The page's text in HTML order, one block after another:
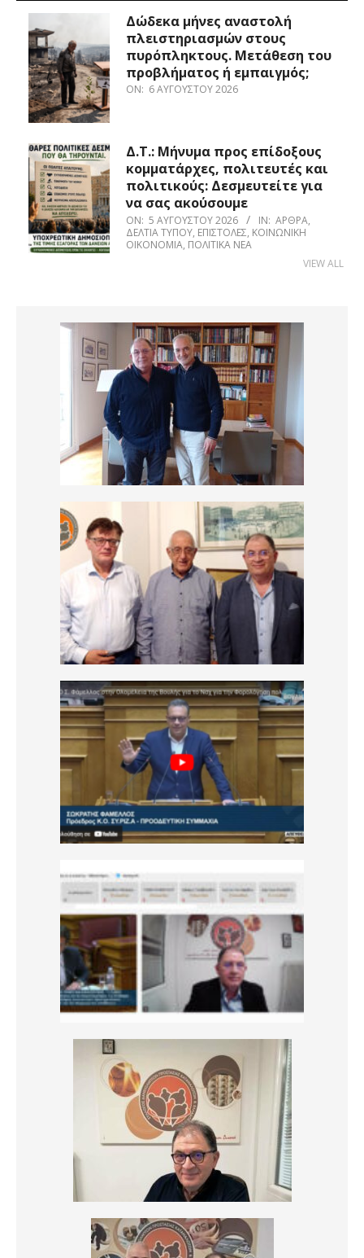
Δώδεκα μήνες αναστολή
πλειστηριασμών στους
πυρόπληκτους. Μετάθεση του
προβλήματος ή εμπαιγμός;
ON: 6 ΑΥΓΟΎΣΤΟΥ 2026
Δ.Τ.: Μήνυμα προς επίδοξους
κομματάρχες, πολιτευτές και
πολιτικούς: Δεσμευτείτε για
να σας ακούσουμε
ON: 5 ΑΥΓΟΎΣΤΟΥ 2026 IN: ΆΡΘΡΑ,
ΔΕΛΤΊΑ ΤΎΠΟΥ, ΕΠΙΣΤΟΛΈΣ, ΚΟΙΝΩΝΙΚΉ
ΟΙΚΟΝΟΜΊΑ, ΠΟΛΙΤΙΚΆ ΝΈΑ
VIEW ALL